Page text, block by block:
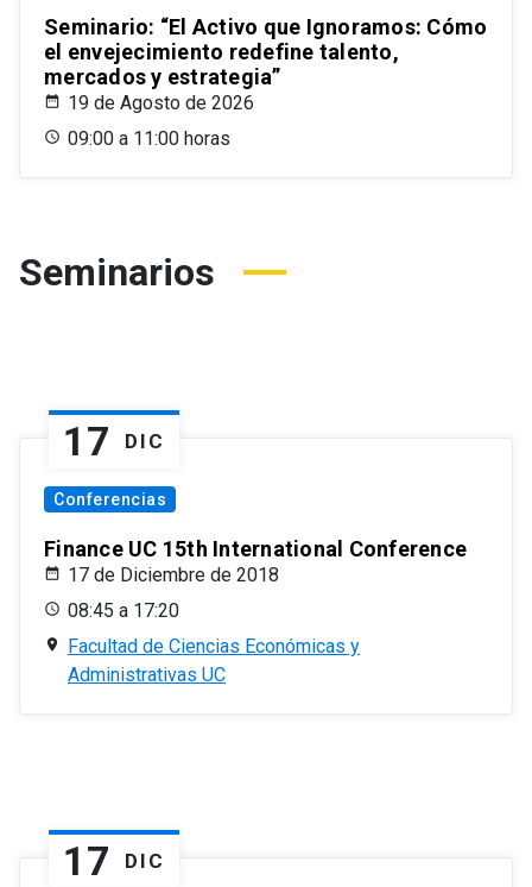
Seminario: “El Activo que Ignoramos: Cómo
el envejecimiento redefine talento,
mercados y estrategia”
19 de Agosto de 2026
09:00 a 11:00 horas
Seminarios
17 DIC
Conferencias
Finance UC 15th International Conference
17 de Diciembre de 2018
08:45 a 17:20
Facultad de Ciencias Económicas y
Administrativas UC
17 DIC